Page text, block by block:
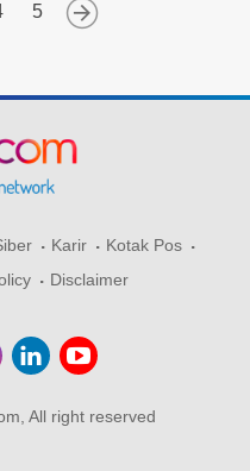
5
Karir
Kotak Pos
Disclaimer
All right reserved